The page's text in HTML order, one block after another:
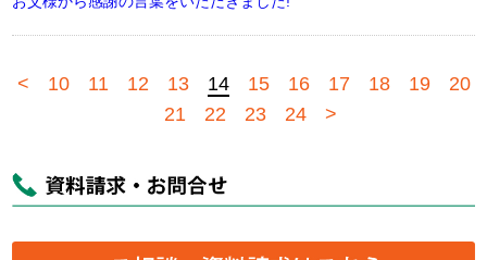
< 10 11 12 13 14 15 16 17 18 19
20
21
22 23 24 >